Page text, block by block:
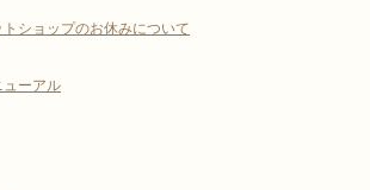
ショップのお休みについて
ューアル